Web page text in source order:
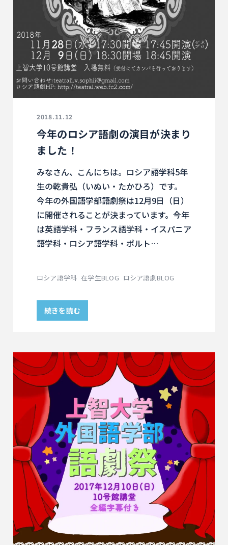
2018.11.12
今年のロシア語劇の演目が決まり
ました！
みなさん、こんにちは。ロシア語学科5年
生の乾貴弘（いぬい・たかひろ）です。
今年の外国語学部語劇祭は12月9日（日）
に開催されることが決まっています。今年
は英語学科・フランス語学科・イスパニア
語学科・ロシア語学科・ポルト…
ロシア語学科 在学生BLOG ロシア語劇BLOG
続きを読む